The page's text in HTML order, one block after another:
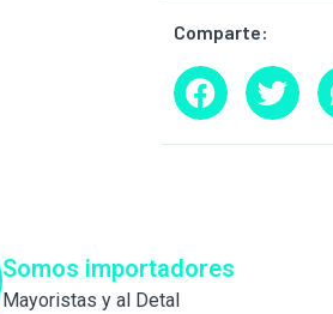
Comparte:
Somos importadores
Mayoristas y al Detal